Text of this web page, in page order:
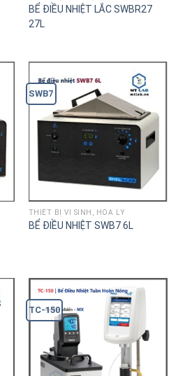
BỂ ĐIỀU NHIỆT LẮC SWBR27
27L
SWB7
THIÊT BỊ VI SINH, HÓA LÝ
BỂ ĐIỀU NHIỆT SWB7 6L
TC-150